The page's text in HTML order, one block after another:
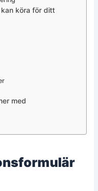
kan köra för ditt
med